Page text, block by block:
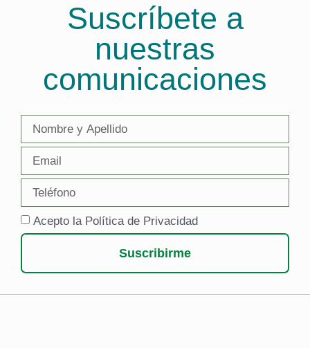
Suscríbete a
nuestras
comunicaciones
Acepto la Política de Privacidad
Suscribirme